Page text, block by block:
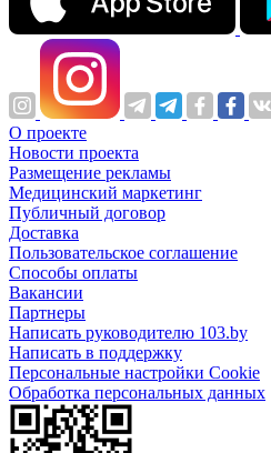
О проекте
Новости проекта
Размещение рекламы
Медицинский маркетинг
Публичный договор
Доставка
Пользовательское соглашение
Способы оплаты
Вакансии
Партнеры
Написать руководителю 103.by
Написать в поддержку
Персональные настройки Cookie
Обработка персональных данных